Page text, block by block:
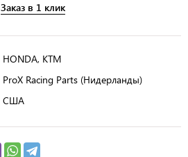
Заказ в 1 клик
HONDA, KTM
ProX Racing Parts (Нидерланды)
США